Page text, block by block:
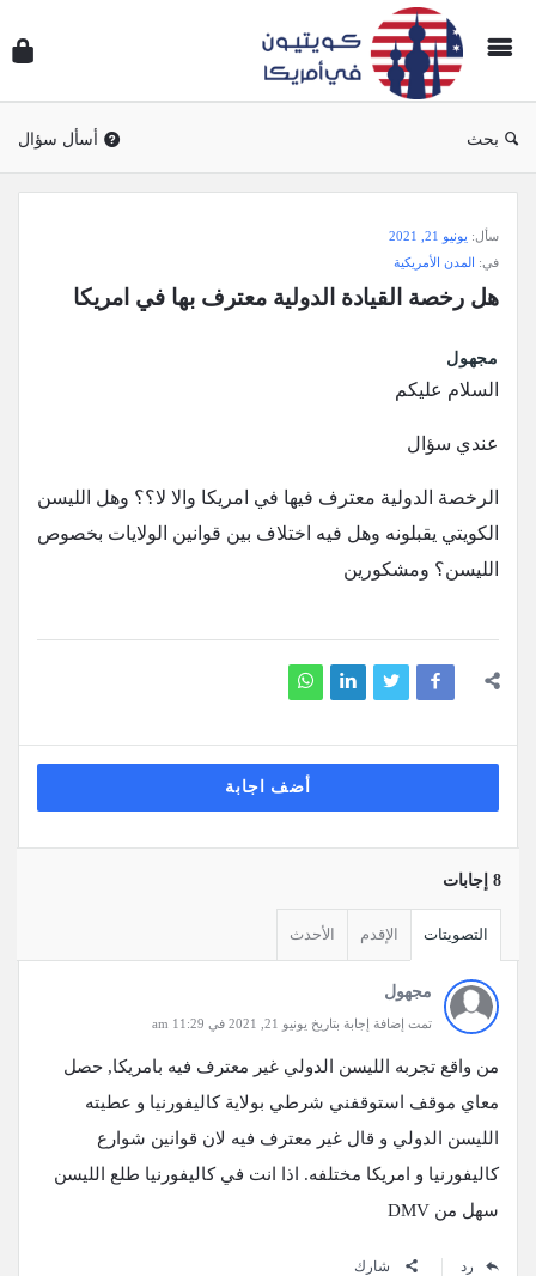
بحث أسأل سؤال
وجواب
أمريكا
الاحدث
سأل: يونيو 21, 2021
في: المدن الأمريكية
هل رخصة القيادة الدولية معترف بها في امريكا
مجهول
السلام عليكم
عندي سؤال
الرخصة الدولية معترف فيها في امريكا والا لا؟؟ وهل الليسن
الكويتي يقبلونه وهل فيه اختلاف بين قوانين الولايات بخصوص
الليسن؟ ومشكورين
أضف اجابة
‫8 إجابات
التصويتات الإقدم الأحدث
مجهول
تمت إضافة إجابة بتاريخ يونيو 21, 2021 في 11:29 am
من واقع تجربه الليسن الدولي غير معترف فيه بامريكا, حصل
معاي موقف استوقفني شرطي بولاية كاليفورنيا و عطيته
الليسن الدولي و قال غير معترف فيه لان قوانين شوارع
كاليفورنيا و امريكا مختلفه. اذا انت في كاليفورنيا طلع الليسن
سهل من DMV
رد شارك